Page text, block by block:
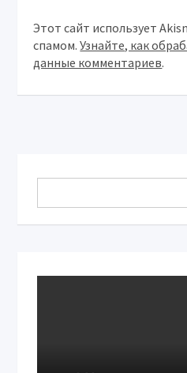
Этот сайт использует
спамом.Узнайте, как
данные комментариев.